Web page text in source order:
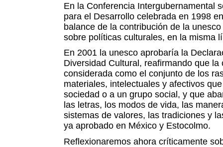
En la Conferencia Intergubernamental
para el Desarrollo celebrada en 1998
balance de la contribución de la
sobre políticas culturales, en la misma
En 2001 la unesco aprobaría la
Diversidad Cultural, reafirmando que la
considerada como el conjunto de los
materiales, intelectuales y afectivos
sociedad o a un grupo social, y que
las letras, los modos de vida, las
sistemas de valores, las tradiciones y
ya aprobado en México y Estocolmo.
Reflexionaremos ahora críticamente